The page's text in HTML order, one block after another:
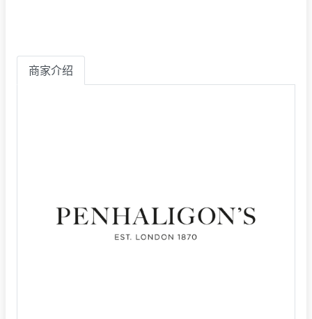
商家介绍